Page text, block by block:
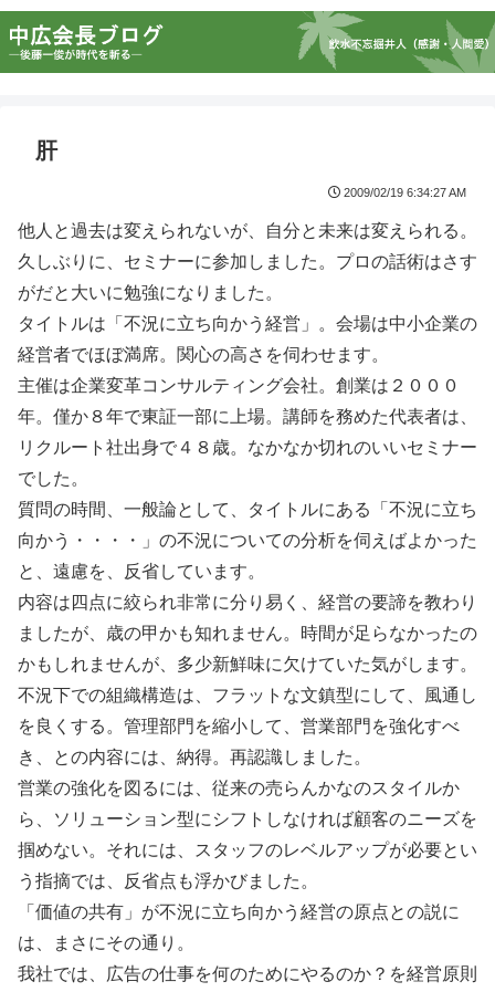
肝
2009/02/19 6:34:27 AM
他人と過去は変えられないが、自分と未来は変えられる。
久しぶりに、セミナーに参加しました。プロの話術はさす
がだと大いに勉強になりました。
タイトルは「不況に立ち向かう経営」。会場は中小企業の
経営者でほぼ満席。関心の高さを伺わせます。
主催は企業変革コンサルティング会社。創業は２０００
年。僅か８年で東証一部に上場。講師を務めた代表者は、
リクルート社出身で４８歳。なかなか切れのいいセミナー
でした。
質問の時間、一般論として、タイトルにある「不況に立ち
向かう・・・・」の不況についての分析を伺えばよかった
と、遠慮を、反省しています。
内容は四点に絞られ非常に分り易く、経営の要諦を教わり
ましたが、歳の甲かも知れません。時間が足らなかったの
かもしれませんが、多少新鮮味に欠けていた気がします。
不況下での組織構造は、フラットな文鎮型にして、風通し
を良くする。管理部門を縮小して、営業部門を強化すべ
き、との内容には、納得。再認識しました。
営業の強化を図るには、従来の売らんかなのスタイルか
ら、ソリューション型にシフトしなければ顧客のニーズを
掴めない。それには、スタッフのレベルアップが必要とい
う指摘では、反省点も浮かびました。
「価値の共有」が不況に立ち向かう経営の原点との説に
は、まさにその通り。
我社では、広告の仕事を何のためにやるのか？を経営原則